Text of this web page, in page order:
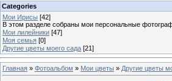
Categories
Мои Ирисы [42]
В этом разделе собраны мои персональные
Мои лилейники [47]
Моя семья [0]
Другие цветы моего сада [21]
Главная » Фотоальбом » Мои цветы » Другие цветы